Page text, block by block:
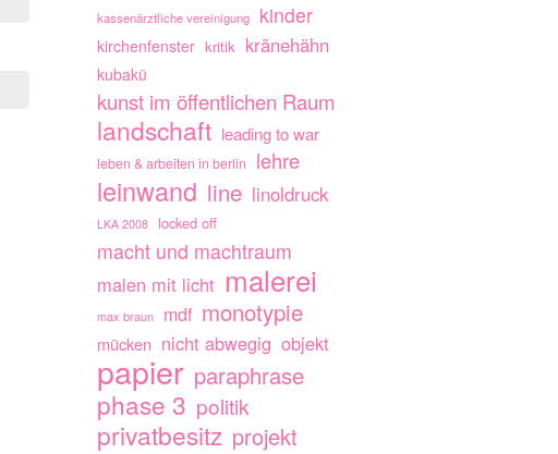
kassenärztliche vereinigung kinder
kirchenfenster kritik kränehähn
kubakü
kunst im öffentlichen Raum
landschaft leading to war
leben & arbeiten in berlin lehre
leinwand line linoldruck
LKA 2008 locked off
macht und machtraum
malen mit licht malerei
max braun mdf monotypie
mücken nicht abwegig objekt
papier paraphrase
phase 3 politik
privatbesitz projekt